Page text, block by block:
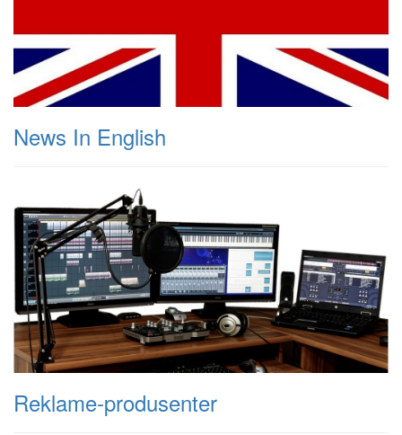
News In English
Reklame-produsenter